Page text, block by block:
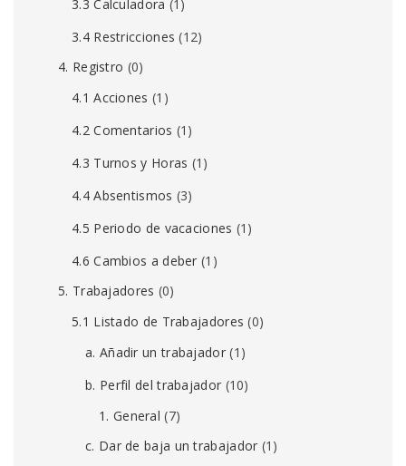
3.3 Calculadora (1)
3.4 Restricciones (12)
4. Registro (0)
4.1 Acciones (1)
4.2 Comentarios (1)
4.3 Turnos y Horas (1)
4.4 Absentismos (3)
4.5 Periodo de vacaciones (1)
4.6 Cambios a deber (1)
5. Trabajadores (0)
5.1 Listado de Trabajadores (0)
a. Añadir un trabajador(1)
b. Perfil del trabajador (10)
1. General (7)
c. Dar de baja un trabajador (1)